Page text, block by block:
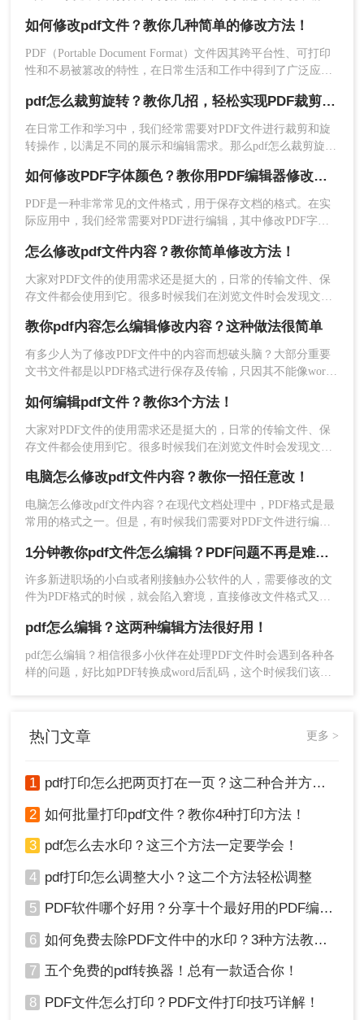
3、在线工具会自动解析并显示PDF文件的内容。您
或添加注释。
4、保存修改后的PDF文件。
如果您需要编辑的PDF文件是扫描版的，即只有图
片没有文本，那么可以使用OCR（Optical
成可编辑的文本。
操作如下：
1、选择OCR软件：市面上有许多OCR软件可供选
些软件通常都具备将图片中的文字转换成可编辑文
本的功能。
2、打开并识别PDF文件：使用OCR软件打开扫描版
的PDF文件，并选择“识别”或“OCR”功能对图片中的
文字进行识别。
OCR软件中对识别出的文本进行编辑和修改。与普
通的PDF编辑器类似，您可以修改字体、字号、颜
色等属性，也可以添加、删除或移动文本。
PDF文件保存到指定位置。
请注意：由于OCR技术的识别准确率并不是100%，
因此可能需要对识别出的文本进行人工校对和修
正。
四、注意事项
文件格式兼容性：在修改PDF文件时，请确保
所选的编辑工具或软件支持您正在使用的PDF
文件版本和格式。
文件安全性：在处理敏感或重要的PDF文件
件。
上传的文件大小有限制。如果您的PDF文件较
大，请选择支持大文件编辑的在线工具或专业
的PDF编辑器。
总结
文件的方法有多种，您可以根据自己的需求和实际
情况选择合适的方法进行编辑和修改。无论是使用
PDF编辑器、在线PDF编辑工具还是OCR技术，都
需要注意文件格式兼容性、文件安全性和文件大小
许多方法可以帮助我们轻松地进行PDF文件的编辑和修改。本
文将会介绍pdf文件如何编辑修改方法来实现这一目标。
如何修改pdf文件？教你几种简单的修改方法！
PDF（Portable Document Format）文件因其跨平台性、可打印
性和不易被篡改的特性，在日常生活和工作中得到了广泛应
视为只读文件，其编辑和修改过程相对复杂。本文将详细介绍
如何修改PDF文件，帮助您轻松应对各种编辑需求。
pdf怎么裁剪旋转？教你几招，轻松实现PDF裁剪旋转！
在日常工作和学习中，我们经常需要对PDF文件进行裁剪和旋
转操作，以满足不同的展示和编辑需求。那么pdf怎么裁剪旋转
轻松完成这些操作。
如何修改PDF字体颜色？教你用PDF编辑器修改字体颜色！
PDF是一种非常常见的文件格式，用于保存文档的格式。在实
际应用中，我们经常需要对PDF进行编辑，其中修改PDF字体
改PDF文件中的字体颜色。
怎么修改pdf文件内容？教你简单修改方法！
大家对PDF文件的使用需求还是挺大的，日常的传输文件、保
存文件都会使用到它。很多时候我们在浏览文件时会发现文件
PDF文件无法编辑。
教你pdf内容怎么编辑修改内容？这种做法很简单
有多少人为了修改PDF文件中的内容而想破头脑？大部分重要
文书文件都是以PDF格式进行保存及传输，只因其不能像word
工具还真不多！跟小编一起看看下面这一款吧。
如何编辑pdf文件？教你3个方法！
大家对PDF文件的使用需求还是挺大的，日常的传输文件、保
存文件都会使用到它。很多时候我们在浏览文件时会发现文件
PDF文件无法编辑。今天教大家两种可以轻松实现如何编辑pdf
文件的方法，一起来学习吧！
电脑怎么修改pdf文件内容？教你一招任意改！
电脑怎么修改pdf文件内容？在现代文档处理中，PDF格式是最
常用的格式之一。但是，有时候我们需要对PDF文件进行编
论一些方法来修改和编辑PDF文件中的文本。
1分钟教你pdf文件怎么编辑？PDF问题不再是难事！
许多新进职场的小白或者刚接触办公软件的人，需要修改的文
件为PDF格式的时候，就会陷入窘境，直接修改文件格式又有
pdf怎么编辑？这两种编辑方法很好用！
pdf怎么编辑？相信很多小伙伴在处理PDF文件时会遇到各种各
样的问题，好比如PDF转换成word后乱码，这个时候我们该如
热门文章 更多 >
1 pdf打印怎么把两页打在一页？这二种合并方法了解一下！
2 如何批量打印pdf文件？教你4种打印方法！
3 pdf怎么去水印？这三个方法一定要学会！
4 pdf打印怎么调整大小？这二个方法轻松调整
5 PDF软件哪个好用？分享十个最好用的PDF编辑器！
6 如何免费去除PDF文件中的水印？3种方法教你快速去水印！
7 五个免费的pdf转换器！总有一款适合你！
8 PDF文件怎么打印？PDF文件打印技巧详解！